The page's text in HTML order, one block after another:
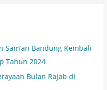
Sam’an Bandung Kembali
Tahun 2024
Bulan Rajab di